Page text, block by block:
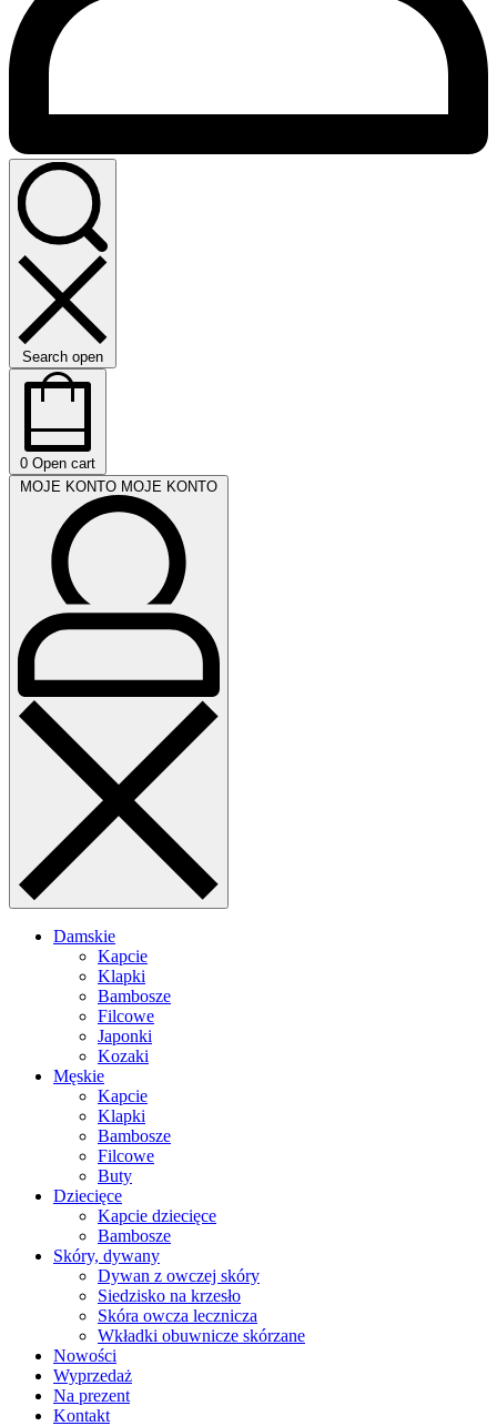
Search open
0 Open cart
MOJE KONTO MOJE KONTO
Damskie
Kapcie
Klapki
Bambosze
Filcowe
Japonki
Kozaki
Męskie
Kapcie
Klapki
Bambosze
Filcowe
Buty
Dziecięce
Kapcie dziecięce
Bambosze
Skóry, dywany
Dywan z owczej skóry
Siedzisko na krzesło
Skóra owcza lecznicza
Wkładki obuwnicze skórzane
Nowości
Wyprzedaż
Na prezent
Kontakt